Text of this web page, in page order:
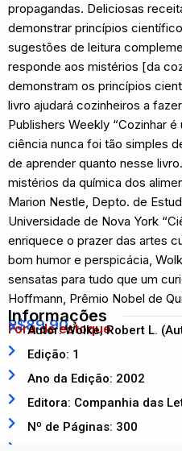
propagandas. Deliciosas
demonstrar princípios
sugestões de leitura
responde aos mistérios [da
demonstram os princípios
livro ajudará cozinheiros a
Publishers Weekly “Cozinhar
ciência nunca foi tão simples
de aprender quanto nesse
mistérios da química dos
Marion Nestle, Depto. de
Universidade de Nova York
enriquece o prazer das artes
bom humor e perspicácia,
sensatas para tudo que um
Hoffmann, Prêmio Nobel de
R$89,90
Fora de estoque
Informações
Autor: Wolke, Robert L.
Edição: 1
Ano da Edição: 2002
Editora: Companhia das
Nº de Páginas: 300